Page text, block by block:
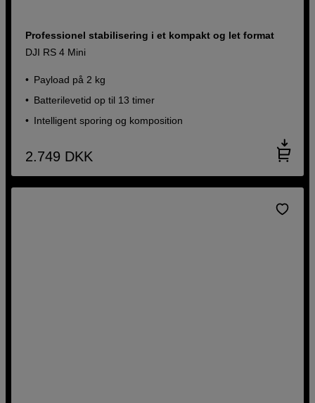
Professionel stabilisering i et kompakt og let format
DJI RS 4 Mini
Payload på 2 kg
Batterilevetid op til 13 timer
Intelligent sporing og komposition
2.749 DKK